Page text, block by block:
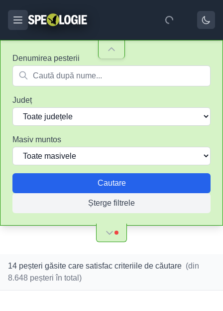
Denumirea pesterii
Județ
Masiv muntos
Cautare
Șterge filtrele
14 peșteri găsite care satisfac criteriile de căutare (din
8.648 peșteri în total)